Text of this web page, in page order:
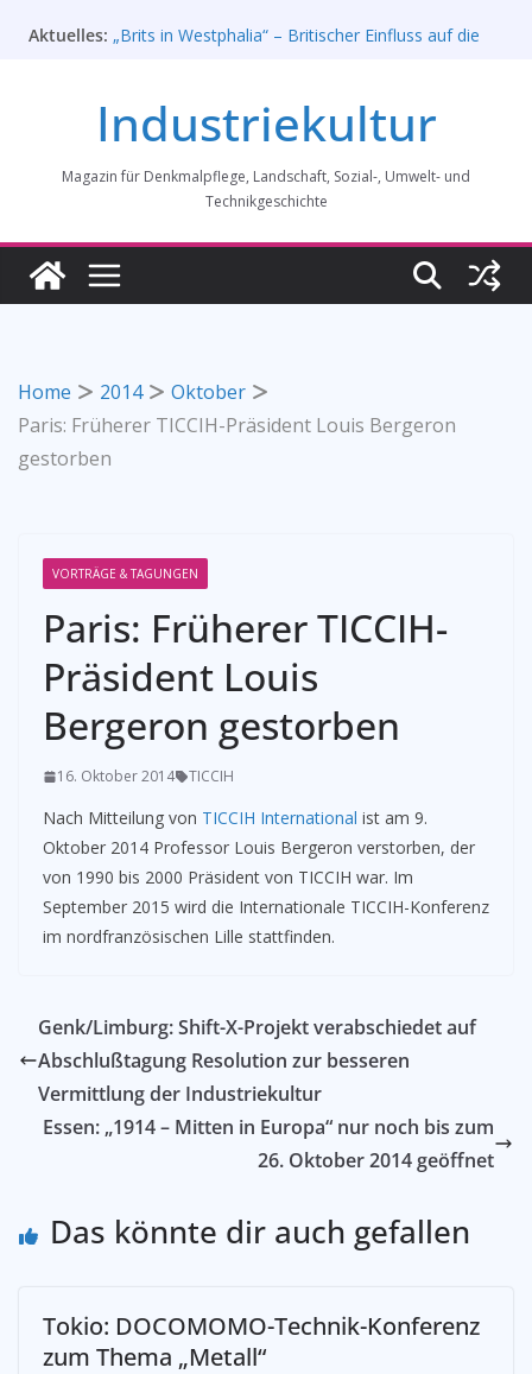
Inhalt
Aktuelles:
Rahmenprogramm der Tagung des
Bundesverbands Industriekultur in Augsburg 11/26
Industriekultur Westfalens
Haus für Industriekultur in Darmstadt soll verkauft
werden – Erfolgreiche Demo am 1. August 2026
Prof. Dr. Rainer Slotta (1.5.1946-16.6.2026)
Licht und Schatten: Fotografien des Bochumer
Ausstellung in Bochum vom 28. Mai 2026 bis 31.
Januar 2027
Industriekultur
Magazin für Denkmalpflege, Landschaft, Sozial-, Umwelt- und
Technikgeschichte
Home 2014
Oktober
Paris: Früherer TICCIH-Präsident Louis Bergeron
gestorben
VORTRÄGE & TAGUNGEN
Paris: Früherer TICCIH-
Präsident Louis
Bergeron gestorben
16. Oktober 2014 TICCIH
Nach Mitteilung von TICCIH International ist am 9.
Oktober 2014 Professor Louis Bergeron verstorben, der
von 1990 bis 2000 Präsident von TICCIH war. Im
September 2015 wird die Internationale TICCIH-Konferenz
im nordfranzösischen Lille stattfinden.
Genk/Limburg: Shift-X-Projekt verabschiedet auf
Abschlußtagung Resolution zur besseren
Vermittlung der Industriekultur
Essen: „1914 – Mitten in Europa“ nur noch bis zum
26. Oktober 2014 geöffnet
Das könnte dir auch gefallen
Tokio: DOCOMOMO-Technik-Konferenz
zum Thema „Metall“